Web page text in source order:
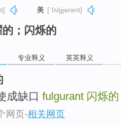
美 [ˈfʌlɡjərənt]
；闪烁的
专业释义 英英释义
成缺口 fulgurant 闪烁的
网页-相关网页